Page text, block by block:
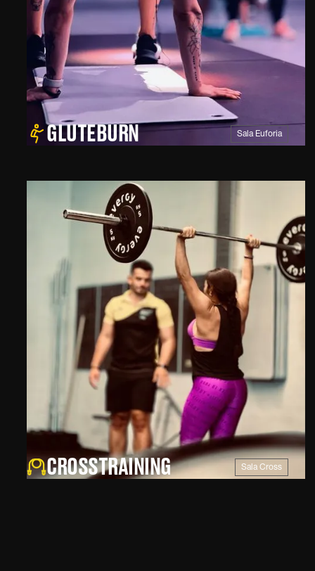
GLUTEBURN Sala Euforia
CROSSTRAINING Sala Cross